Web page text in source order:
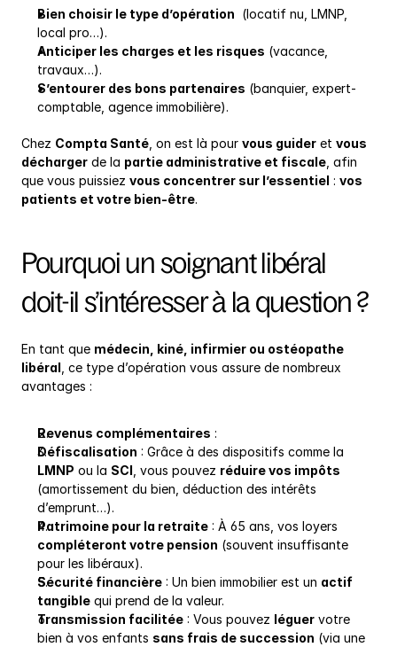
Bien choisir le type d’opération (locatif nu, LMNP,
local pro…).
Anticiper les charges et les risques (vacance,
travaux…).
S’entourer des bons partenaires (banquier, expert-
comptable, agence immobilière).
Chez Compta Santé , on est là pour vous guider et vous
décharger de la partie administrative et fiscale , afin
que vous puissiez vous concentrer sur l’essentiel : vos
patients et votre bien-être.
Pourquoi un soignant libéral
doit-il s’intéresser à la question ?
En tant que médecin, kiné, infirmier ou ostéopathe
libéral , ce type d’opération vous assure de nombreux
avantages :
Revenus complémentaires :
Défiscalisation
LMNP ou la SCI , vous pouvez réduire vos impôts
(amortissement du bien, déduction des intérêts
d’emprunt…).
Patrimoine pour la retraite
compléteront votre pension (souvent insuffisante
pour les libéraux).
Sécurité financière : Un bien immobilier est un actif
tangible qui prend de la valeur.
Transmission facilitée : Vous pouvez léguer votre
bien à vos enfants sans frais de succession (via une